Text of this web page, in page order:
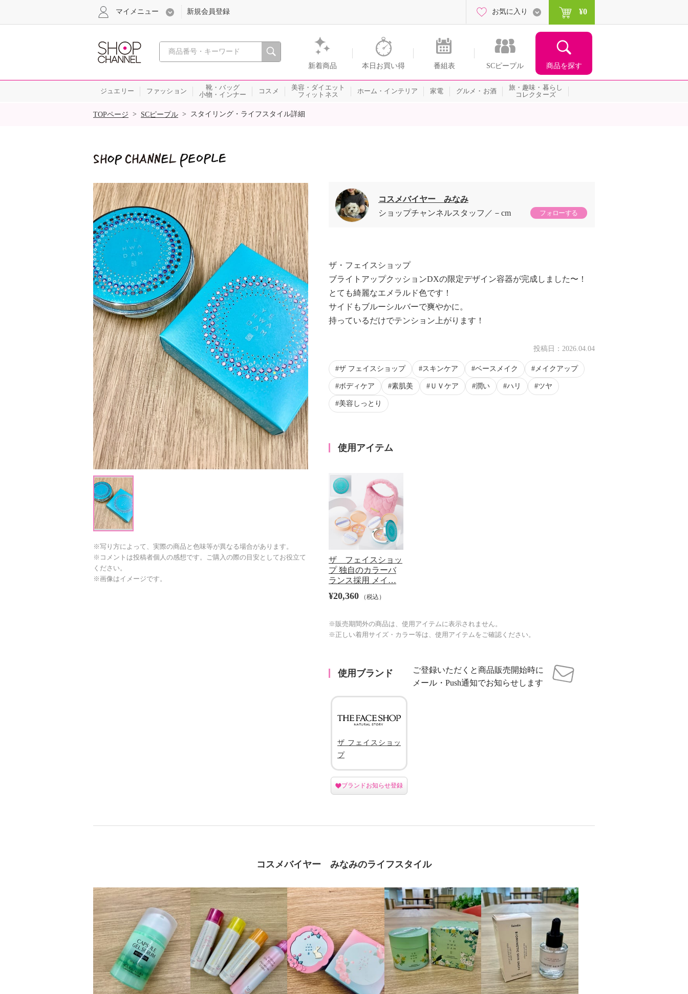
心おどる、瞬間を。通販・テレビショッピングのショップチャンネル
新着商品 本日お買い得 番組表 SCピープル 商品を探す
マイメニュー 新規会員登録 お気に入り ¥0
ジュエリー ファッション
靴・バッグ
小物・インナー
コスメ
美容・ダイエット
フィットネス
ホーム・インテリア 家電 グルメ・お酒
旅・趣味・暮らし
コレクターズ
SALE
TOPページ > SCピープル > スタイリング・ライフスタイル詳細
※写り方によって、実際の商品と色味等が異なる場合があります。
※コメントは投稿者個人の感想です。ご購入の際の目安としてお役立て
ください。
※画像はイメージです。
コスメバイヤー みなみ
ショップチャンネルスタッフ
－cm フォローする
ザ・フェイスショップ
ブライトアップクッションDXの限定デザイン容器が完成しました〜！
とても綺麗なエメラルド色です！
サイドもブルーシルバーで爽やかに。
持っているだけでテンション上がります！
投稿日： 2026.04.04
ザ フェイスショップ スキンケア ベースメイク メイクアップ
ボディケア 素肌美 ＵＶケア 潤い ハリ ツヤ
美容しっとり
使用アイテム
ザ フェイスショッ
プ 独自のカラーバ
ランス採用 メイ…
¥20,360 （税込）
※販売期間外の商品は、使用アイテムに表示されません。
※正しい着用サイズ・カラー等は、使用アイテムをご確認ください。
使用ブランド
ご登録いただくと商品販売開始時に
メール・Push通知でお知らせします
ザ フェイスショッ
プ
ブランドお知らせ登録
コスメバイヤー みなみのライフスタイル